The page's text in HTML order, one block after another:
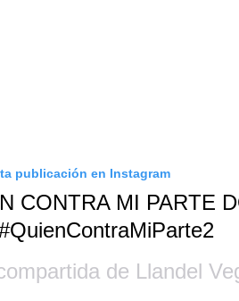
publicación en Instagram
CONTRA MI PARTE
de Llandel